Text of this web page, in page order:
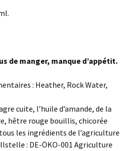
de manger, manque d’appétit.
: Heather, Rock Water,
cuite, l’huile d’amande, de la
hêtre rouge bouillis, chicorée
les ingrédients de l’agriculture
: DE-ÖKO-001 Agriculture